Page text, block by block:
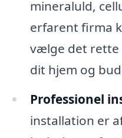
mineraluld,
erfarent firma
vælge det rette
dit hjem og
Professionel
installation er